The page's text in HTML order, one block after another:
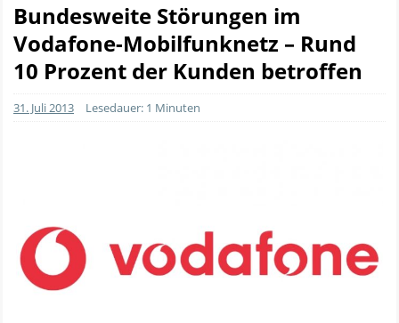
Bundesweite Störungen im
Vodafone-Mobilfunknetz – Rund
10 Prozent der Kunden betroffen
31. Juli 2013 Lesedauer: 1 Minuten